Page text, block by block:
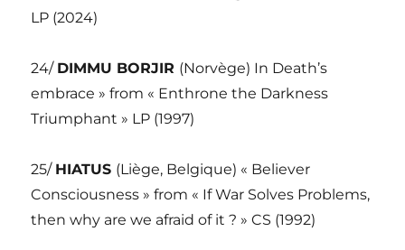
LP (2024)
24/ DIMMU BORJIR (Norvège) In Death’s
embrace » from « Enthrone the Darkness
Triumphant » LP (1997)
25/ HIATUS (Liège, Belgique) « Believer
Consciousness » from « If War Solves Problems,
then why are we afraid of it ? » CS (1992)